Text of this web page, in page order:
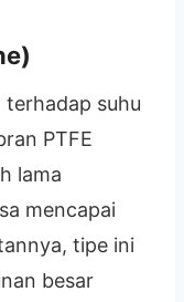
suhu
PTFE
lama
mencapai
tipe ini
besar